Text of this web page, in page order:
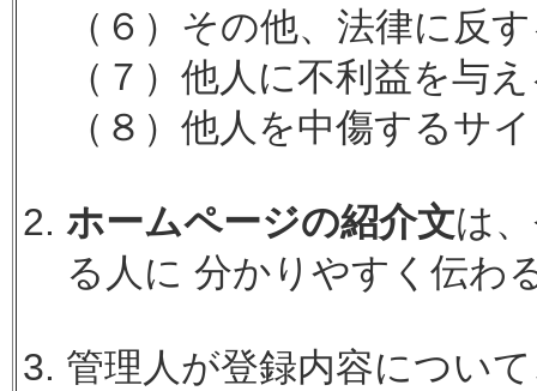
（６）その他、法律に反
（７）他人に不利益を与
（８）他人を中傷するサ
ホームページの紹介文は
る人に 分かりやすく伝わ
管理人が登録内容につい